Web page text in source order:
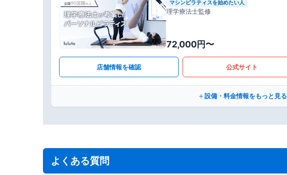
マシンピラティスを始めたい人
理学療法士監修
72,000円〜
店舗情報を確認 公式サイト
設備・料金情報をもっと見る
よくある質問